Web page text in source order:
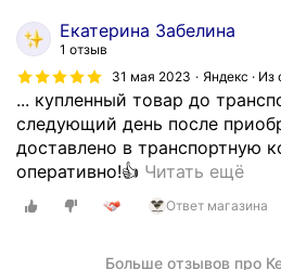
а
о
г
р
а
н
т
ч
Екатерина Забелина
1 отзыв
31 мая 2023
Яндекс ·
... купленный товар до
следующий день после
доставлено в транспортную
оперативно!👍 Читать ещёО
р
м
Ответ магазина
Больше отзывов про